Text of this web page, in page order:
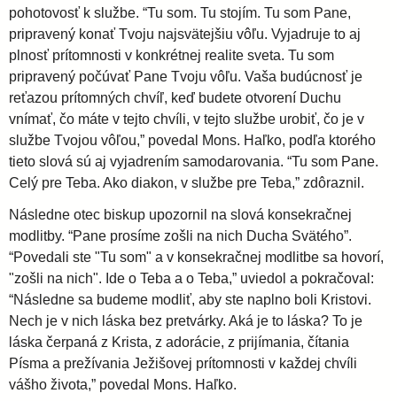
i
d
i
e
c
é
z
a
pohotovosť k službe. “Tu som. Tu stojím. Tu som Pane,
pripravený konať Tvoju najsvätejšiu vôľu. Vyjadruje to aj
plnosť prítomnosti v konkrétnej realite sveta. Tu som
pripravený počúvať Pane Tvoju vôľu. Vaša budúcnosť je
reťazou prítomných chvíľ, keď budete otvorení Duchu
vnímať, čo máte v tejto chvíli, v tejto službe urobiť, čo je v
službe Tvojou vôľou,” povedal Mons. Haľko, podľa ktorého
tieto slová sú aj vyjadrením samodarovania. “Tu som Pane.
Celý pre Teba. Ako diakon, v službe pre Teba,” zdôraznil.
Následne otec biskup upozornil na slová konsekračnej
modlitby. “Pane prosíme zošli na nich Ducha Svätého”.
“Povedali ste "Tu som" a v konsekračnej modlitbe sa hovorí,
"zošli na nich". Ide o Teba a o Teba,” uviedol a pokračoval:
“Následne sa budeme modliť, aby ste naplno boli Kristovi.
Nech je v nich láska bez pretvárky. Aká je to láska? To je
láska čerpaná z Krista, z adorácie, z prijímania, čítania
Písma a prežívania Ježišovej prítomnosti v každej chvíli
vášho života,” povedal Mons. Haľko.